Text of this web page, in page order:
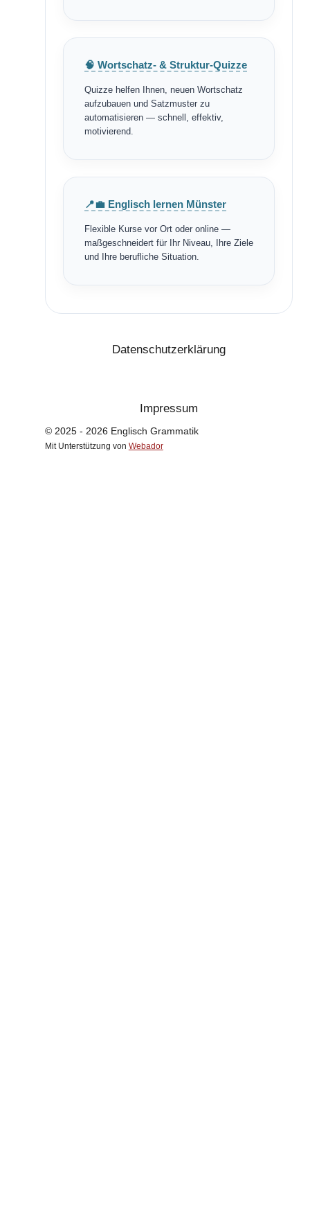
🧠 Wortschatz- & Struktur-Quizze
Quizze helfen Ihnen, neuen Wortschatz
aufzubauen und Satzmuster zu
automatisieren — schnell, effektiv,
motivierend.
📍💼 Englisch lernen Münster
Flexible Kurse vor Ort oder online —
maßgeschneidert für Ihr Niveau, Ihre Ziele
und Ihre berufliche Situation.
Datenschutzerklärung
Impressum
© 2025 - 2026 Englisch Grammatik
Mit Unterstützung von Webador